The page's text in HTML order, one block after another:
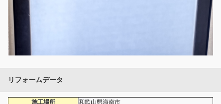
リフォームデータ
施工場所 和歌山県海南市